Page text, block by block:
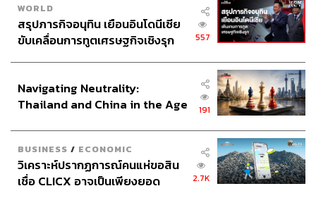
WORLD
สรุปภารกิจอนุทิน เยือนอินโดนีเซีย
ขับเคลื่อนการทูตเศรษฐกิจเชิงรุก
557
Navigating Neutrality:
Thailand and China in the Age
191
BUSINESS / ECONOMIC
วิเคราะห์ปรากฏการณ์คนแห่ขอสิน
เชื่อ CLICX อาจเป็นเพียงยอด
2.7K